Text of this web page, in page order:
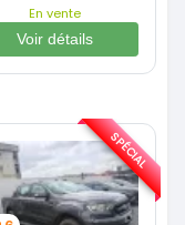
En vente
Voir détails
SPÉCIAL